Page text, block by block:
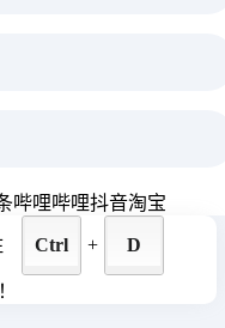
哔哩哔哩抖音淘宝
Ctrl + D